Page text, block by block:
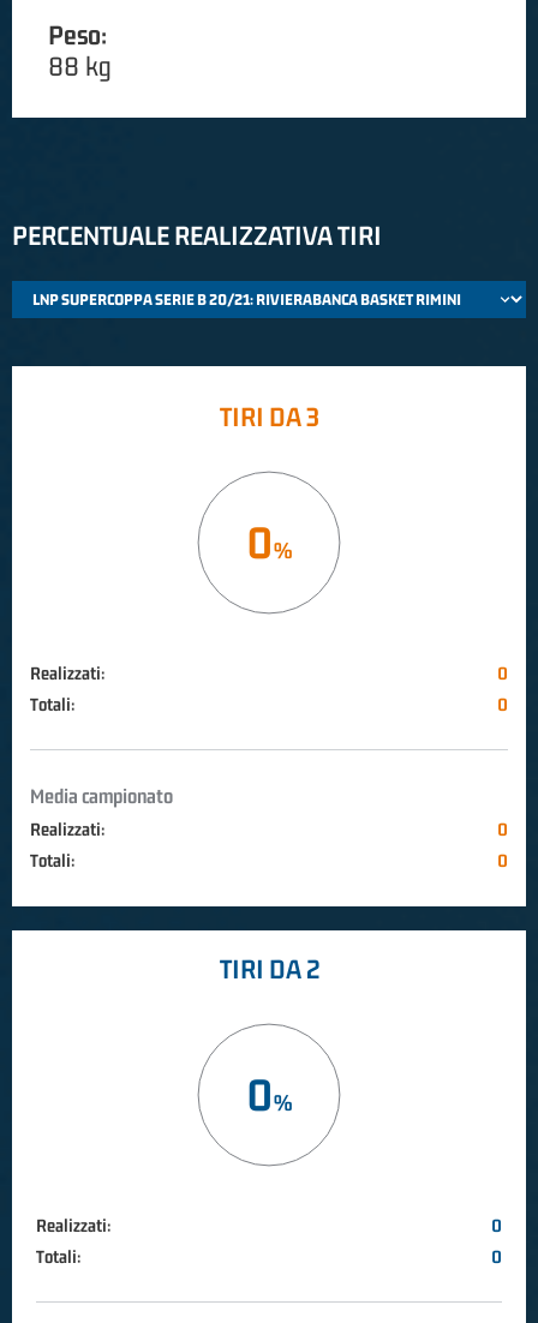
Peso:
88 kg
PERCENTUALE REALIZZATIVA TIRI
TIRI DA 3
0
Realizzati:
0
Totali:
0
Media campionato
Realizzati:
0
Totali:
0
TIRI DA 2
0
Realizzati:
0
Totali:
0